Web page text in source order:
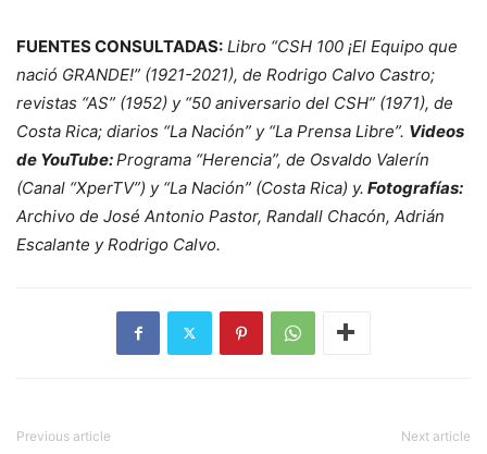
FUENTES CONSULTADAS: Libro “CSH 100 ¡El Equipo que
nació GRANDE!” (1921-2021), de Rodrigo Calvo Castro;
revistas “AS” (1952) y “50 aniversario del CSH” (1971), de
Costa Rica; diarios “La Nación” y “La Prensa Libre”. Videos
de YouTube:Programa “Herencia”, de Osvaldo Valerín
(Canal “XperTV”) y “La Nación” (Costa Rica) y. Fotografías:
Archivo de José Antonio Pastor, Randall Chacón, Adrián
Escalante y Rodrigo Calvo.
Previous article Next article